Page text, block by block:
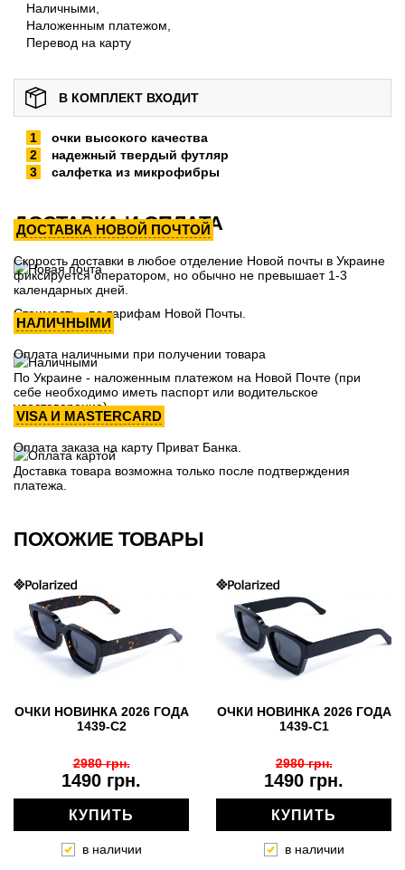
Наличными,
Наложенным платежом,
Перевод на карту
В КОМПЛЕКТ ВХОДИТ
очки высокого качества
надежный твердый футляр
салфетка из микрофибры
ДОСТАВКА И ОПЛАТА
ДОСТАВКА НОВОЙ ПОЧТОЙ
Скорость доставки в любое отделение Новой почты в Украине
фиксируется оператором, но обычно не превышает 1-3
календарных дней.
Стоимость - по тарифам Новой Почты.
НАЛИЧНЫМИ
Оплата наличными при получении товара
По Украине - наложенным платежом на Новой Почте (при
себе необходимо иметь паспорт или водительское
удостоверение)
VISA И MASTERCARD
Оплата заказа на карту Приват Банка.
Доставка товара возможна только после подтверждения
платежа.
ПОХОЖИЕ ТОВАРЫ
ОЧКИ НОВИНКА 2026 ГОДА
1439-C2
1490 грн.
2980 грн.
КУПИТЬ
в наличии
ОЧКИ НОВИНКА 2026 ГОДА
1439-C1
1490 грн.
2980 грн.
КУПИТЬ
в наличии